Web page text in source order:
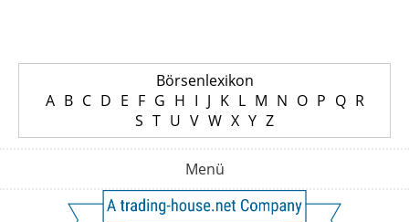
Börsenlexikon
A B C D E F G H I J K L M N O P Q R
S T U V W X Y Z
Menü